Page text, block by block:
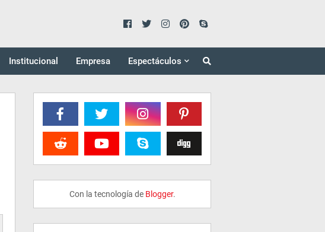
Institucional Empresa Espectáculos
Con la tecnología de Blogger.